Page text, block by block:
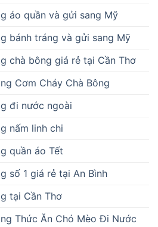
áo quần và gửi sang Mỹ
bánh tráng và gửi sang Mỹ
chà bông giá rẻ tại Cần Thơ
Cơm Cháy Chà Bông
đi nước ngoài
nấm linh chi
quần áo Tết
số 1 giá rẻ tại An Bình
tại Cần Thơ
Thức Ăn Chó Mèo Đi Nước